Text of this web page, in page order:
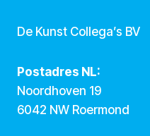
De Kunst Collega’s BV
Postadres NL:
Noordhoven 19
6042 NW Roermond